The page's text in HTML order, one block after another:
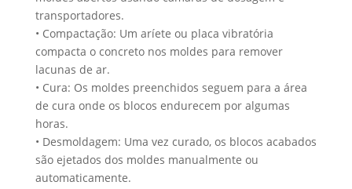
transportadores.
• Compactação: Um aríete ou placa vibratória
compacta o concreto nos moldes para remover
lacunas de ar.
• Cura: Os moldes preenchidos seguem para a área
de cura onde os blocos endurecem por algumas
horas.
• Desmoldagem: Uma vez curado, os blocos acabados
são ejetados dos moldes manualmente ou
automaticamente.